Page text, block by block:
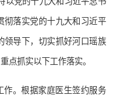
彻落实党的十九大和习近平
领导下，切实抓好河口瑶族
点抓实以下工作落实。
作。根据家庭医生签约服务